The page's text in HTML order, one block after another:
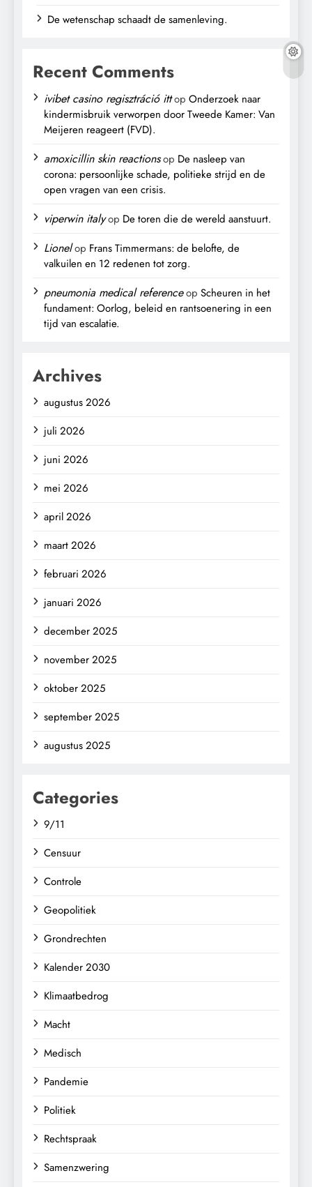
De wetenschap schaadt de samenleving.
Recent Comments
ivibet casino regisztráció ittop Onderzoek naar
kindermisbruik verworpen door Tweede Kamer: Van
Meijeren reageert (FVD).
amoxicillin skin reactionsop De nasleep van
corona: persoonlijke schade, politieke strijd en de
open vragen van een crisis.
viperwin italyop De toren die de wereld aanstuurt.
Lionelop Frans Timmermans: de belofte, de
valkuilen en 12 redenen tot zorg.
pneumonia medical referenceop Scheuren in het
fundament: Oorlog, beleid en rantsoenering in een
tijd van escalatie.
Archives
augustus 2026
juli 2026
juni 2026
mei 2026
april 2026
maart 2026
februari 2026
januari 2026
december 2025
november 2025
oktober 2025
september 2025
augustus 2025
Categories
9/11
Censuur
Controle
Geopolitiek
Grondrechten
Kalender 2030
Klimaatbedrog
Macht
Medisch
Pandemie
Politiek
Rechtspraak
Samenzwering